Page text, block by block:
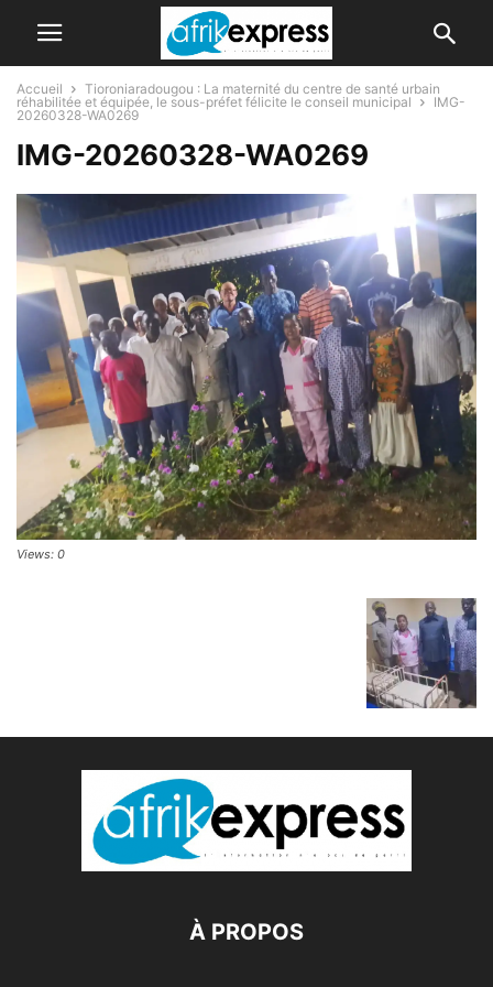
Accueil
Tioroniaradougou : La maternité du centre de santé urbain
réhabilitée et équipée, le sous-préfet félicite le conseil municipal
IMG-
20260328-WA0269
IMG-20260328-WA0269
Views: 0
À PROPOS